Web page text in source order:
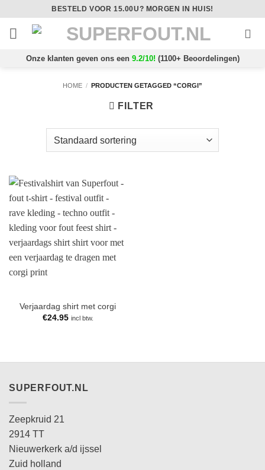
inhoud
BESTELD VOOR 15.00U? MORGEN IN HUIS!
Onze klanten geven ons een 9.2/10! (1100+ Beoordelingen)
HOME / PRODUCTEN GETAGGED “CORGI”
FILTER
Verjaardag shirt met corgi
€24.95 incl btw.
SUPERFOUT.NL
Zeepkruid 21
2914 TT
Nieuwerkerk a/d ijssel
Zuid holland